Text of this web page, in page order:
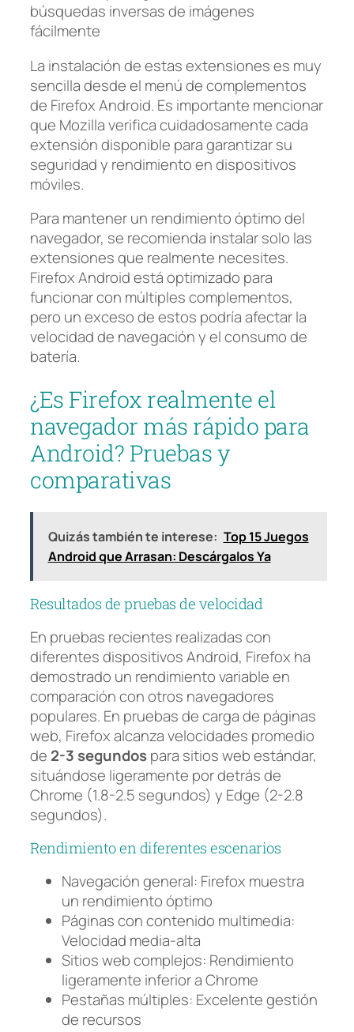
búsquedas inversas de imágenes
fácilmente
La instalación de estas extensiones es muy
sencilla desde el menú de complementos
de Firefox Android. Es importante mencionar
que Mozilla verifica cuidadosamente cada
extensión disponible para garantizar su
seguridad y rendimiento en dispositivos
móviles.
Para mantener un rendimiento óptimo del
navegador, se recomienda instalar solo las
extensiones que realmente necesites.
Firefox Android está optimizado para
funcionar con múltiples complementos,
pero un exceso de estos podría afectar la
velocidad de navegación y el consumo de
batería.
¿Es Firefox realmente el
navegador más rápido para
Android? Pruebas y
comparativas
Quizás también te interese: Top 15 Juegos
Android que Arrasan: Descárgalos Ya
Resultados de pruebas de velocidad
En pruebas recientes realizadas con
diferentes dispositivos Android, Firefox ha
demostrado un rendimiento variable en
comparación con otros navegadores
populares. En pruebas de carga de páginas
web, Firefox alcanza velocidades promedio
de 2-3 segundospara sitios web estándar,
situándose ligeramente por detrás de
Chrome (1.8-2.5 segundos) y Edge (2-2.8
segundos).
Rendimiento en diferentes escenarios
Navegación general: Firefox muestra
un rendimiento óptimo
Páginas con contenido multimedia:
Velocidad media-alta
Sitios web complejos: Rendimiento
ligeramente inferior a Chrome
Pestañas múltiples: Excelente gestión
de recursos